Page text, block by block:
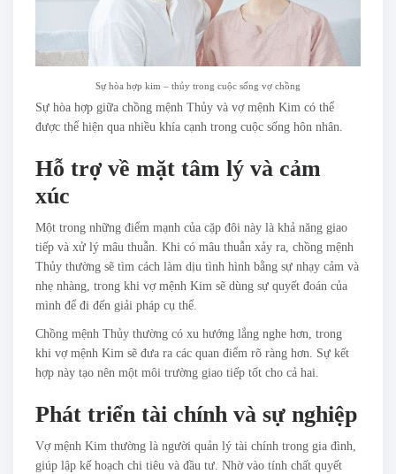
Sự hòa hợp kim – thủy trong cuộc sống vợ chồng
Sự hòa hợp giữa chồng mệnh Thủy và vợ mệnh Kim có thể
được thể hiện qua nhiều khía cạnh trong cuộc sống hôn nhân.
Hỗ trợ về mặt tâm lý và cảm
xúc
Một trong những điểm mạnh của cặp đôi này là khả năng giao
tiếp và xử lý mâu thuẫn. Khi có mâu thuẫn xảy ra, chồng mệnh
Thủy thường sẽ tìm cách làm dịu tình hình bằng sự nhạy cảm và
nhẹ nhàng, trong khi vợ mệnh Kim sẽ dùng sự quyết đoán của
mình để đi đến giải pháp cụ thể.
Chồng mệnh Thủy thường có xu hướng lắng nghe hơn, trong
khi vợ mệnh Kim sẽ đưa ra các quan điểm rõ ràng hơn. Sự kết
hợp này tạo nên một môi trường giao tiếp tốt cho cả hai.
Phát triển tài chính và sự nghiệp
Vợ mệnh Kim thường là người quản lý tài chính trong gia đình,
giúp lập kế hoạch chi tiêu và đầu tư. Nhờ vào tính chất quyết